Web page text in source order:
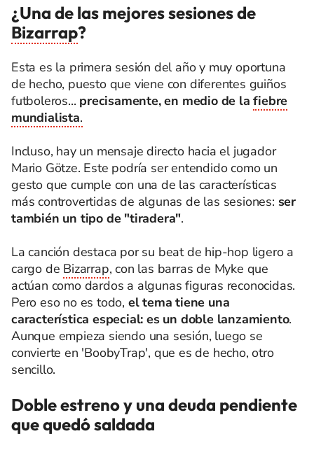
¿Una de las mejores sesiones de
Bizarrap?
Esta es la primera sesión del año y muy oportuna
de hecho, puesto que viene con diferentes guiños
futboleros... precisamente, en medio de lafiebre
mundialista.
Incluso, hay un mensaje directo hacia el jugador
Mario Götze. Este podría ser entendido como un
gesto que cumple con una de las características
más controvertidas de algunas de las sesiones: ser
también un tipo de "tiradera".
La canción destaca por su beat de hip-hop ligero a
cargo de Bizarrap, con las barras de Myke que
actúan como dardos a algunas figuras reconocidas.
Pero eso no es todo, el tema tiene una
característica especial: es un doble lanzamiento.
Aunque empieza siendo una sesión, luego se
convierte en 'BoobyTrap', que es de hecho, otro
sencillo.
Doble estreno y una deuda pendiente
que quedó saldada